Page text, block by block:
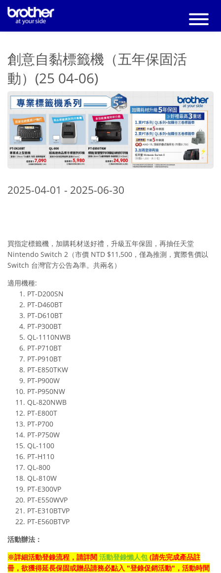
創意自黏標籤機（五年保固活
動）(25 04-06)
2025-04-01 - 2025-06-30
買指定標籤機，加購耗材送好禮，升級五年保固，再抽任天堂
Nintendo Switch 2（市價 NTD $11,500，僅為推測，實際售價以
Switch 台灣官方公告為準。共兩名）
適用機種:
PT-D200SN
PT-D460BT
PT-D610BT
PT-P300BT
QL-1110NWB
PT-P710BT
PT-P910BT
PT-E850TKW
PT-P900W
PT-P950NW
QL-820NWB
PT-E800T
PT-P700
PT-P750W
QL-1100
PT-H110
QL-800
QL-810W
PT-E300VP
PT-E550WVP
PT-E310BTVP
PT-E560BTVP
活動辦法：
※詳細活動登錄流程，請詳閱 活動登錄懶人包 (請先完成產品註
冊，欲獲得延長保固或贈品請務必點入 "登錄促銷活動"，活動時間